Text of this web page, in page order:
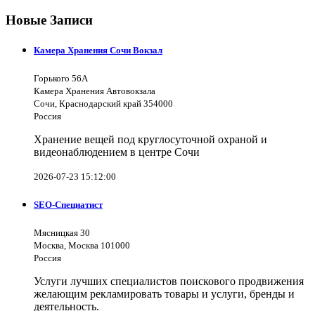
Новые Записи
Камера Хранения Сочи Вокзал
Горького 56А
Камера Хранения Автовокзала
Сочи, Краснодарский край 354000
Россия
Хранение вещей под круглосуточной охраной и
видеонаблюдением в центре Сочи
2026-07-23 15:12:00
SEO-Специатист
Мясницкая 30
Москва, Москва 101000
Россия
Услуги лучших специалистов поискового продвижения
желающим рекламировать товары и услуги, бренды и
деятельность.